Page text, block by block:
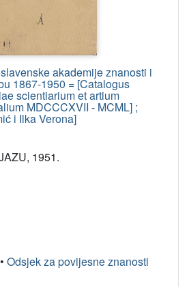
akademije znanosti i
1867-1950 = [Catalogus
scientiarium et artium
MDCCCXVII - MCML] ;
i Ilka Verona]
1951.
• Odsjek za povijesne znanosti